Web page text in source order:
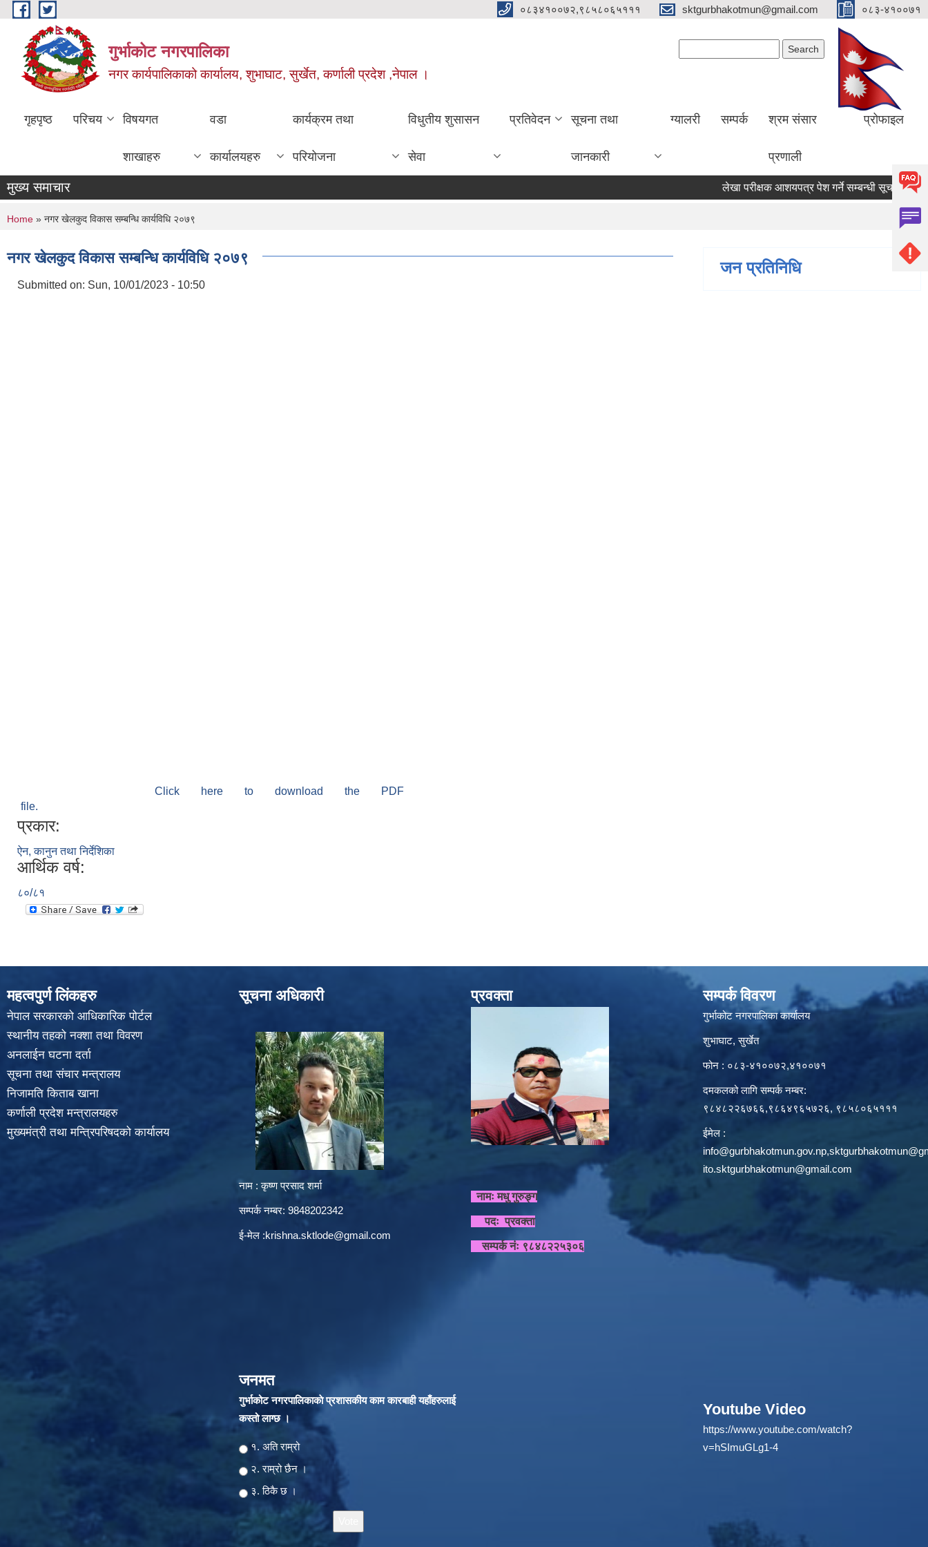
Skip to main content ०८३४१००७२,९८५८०६५१११ sktgurbhakotmun@gmail.com ०८३-४१००७१
गुर्भाकोट नगरपालिका
नगर कार्यपालिकाको कार्यालय, शुभाघाट, सुर्खेत, कर्णाली प्रदेश ,नेपाल ।
गृहपृष्ठ परिचय विषयगत
शाखाहरु
वडा
कार्यालयहरु
कार्यक्रम तथा
परियोजना
विधुतीय शुसासन
सेवा
प्रतिवेदन सूचना तथा
जानकारी
ग्यालरी सम्पर्क श्रम संसार
प्रणाली
प्रोफाइल
मुख्य समाचार लेखा परीक्षक आशयपत्र पेश गर्ने सम्बन्धी सूचना ।
You are here
Home » नगर खेलकुद विकास सम्बन्धि कार्यविधि २०७९
नगर खेलकुद विकास सम्बन्धि कार्यविधि २०७९
Submitted on: Sun, 10/01/2023 - 10:50
Click here to download the PDF
file.
प्रकार:
ऐन, कानुन तथा निर्देशिका
आर्थिक वर्ष:
८०/८१
जन प्रतिनिधि
महत्वपुर्ण लिंकहरु
नेपाल सरकारको आधिकारिक पोर्टल
स्थानीय तहको नक्शा तथा विवरण
अनलाईन घटना दर्ता
सूचना तथा संचार मन्त्रालय
निजामति किताब खाना
कर्णाली प्रदेश मन्त्रालयहरु
मुख्यमंत्री तथा मन्त्रिपरिषदको कार्यालय
सूचना अधिकारी
नाम : कृष्ण प्रसाद शर्मा
सम्पर्क नम्बर: 9848202342
ई-मेल :krishna.sktlode@gmail.com
जनमत
गुर्भाकोट नगरपालिकाकाे प्रशासकीय काम कारबाही यहाँहरुलाई
कस्तो लाग्छ ।
Choices
१. अति राम्रो
२‍‍. राम्रो छैन ।
३. ठिकै छ ।
प्रवक्ता
नामः मधु गुरुङ्ग
पदः प्रवक्ता
सम्पर्क नंः ९८४८२२५३०६
सम्पर्क विवरण
गुर्भाकोट नगरपालिका कार्यालय
शुभाघाट, सुर्खेत
फोन : ०८३-४१००७२,४१००७१
दमकलको लागि सम्पर्क नम्बर:
९८४८२२६७६६,९८६४९६५७२६, ९८५८०६५१११
ईमेल :
info@gurbhakotmun.gov.np,
ito.sktgurbhakotmun@gmail.com
Youtube Video
https://www.youtube.com/watch?
v=hSImuGLg1-4